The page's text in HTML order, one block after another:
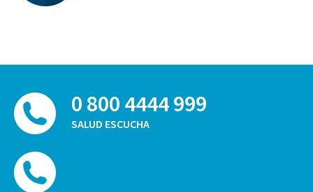
0 800 4444 999
SALUD ESCUCHA